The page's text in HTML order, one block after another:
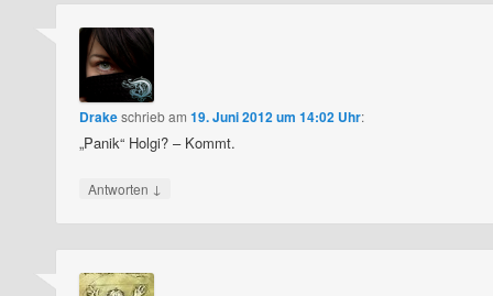
Drakeschriebam19. Juni 2012 um 14:02 Uhr:
„Panik“ Holgi? – Kommt.
Antworten ↓